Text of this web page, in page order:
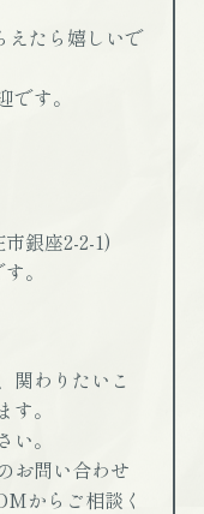
えたら嬉しいで
す。
銀座2-2-1)
。
関わりたいこ
。
。
お問い合わせ
からご相談く